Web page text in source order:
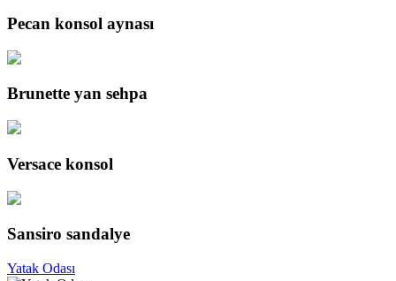
Pecan konsol aynası
Brunette yan sehpa
Versace konsol
Sansiro sandalye
Yatak Odası